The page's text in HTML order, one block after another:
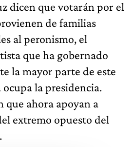
dicen que votarán por el
de familias
al peronismo, el
que ha gobernado
la mayor parte de este
la presidencia.
que ahora apoyan a
extremo opuesto del